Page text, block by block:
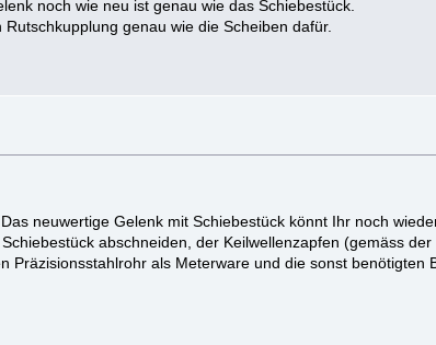
noch wie neu ist genau wie das Schiebestück.
genau wie die Scheiben dafür.
Das neuwertige Gelenk mit Schiebestück könnt Ihr noch
abschneiden, der Keilwellenzapfen (gemäss
als Meterware und die sonst benötigten